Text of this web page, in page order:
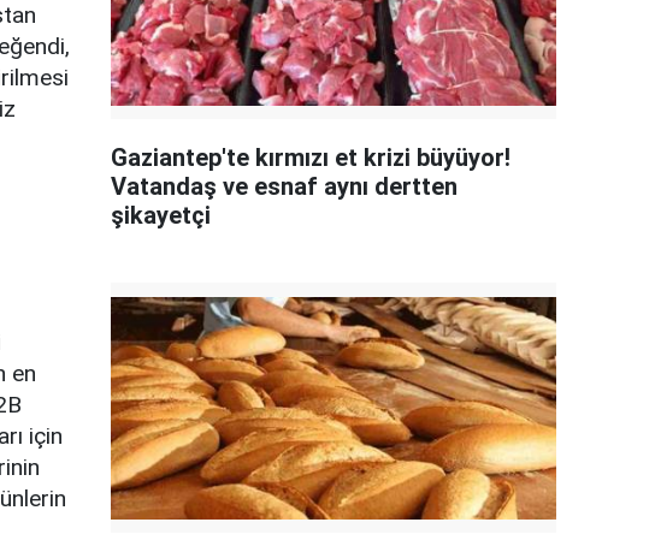
en
için
Gaziantep'te kırmızı et krizi büyüyor!
Vatandaş ve esnaf aynı dertten
şikayetçi